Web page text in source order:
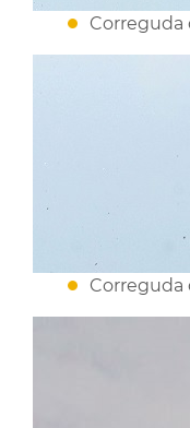
Correguda
Correguda